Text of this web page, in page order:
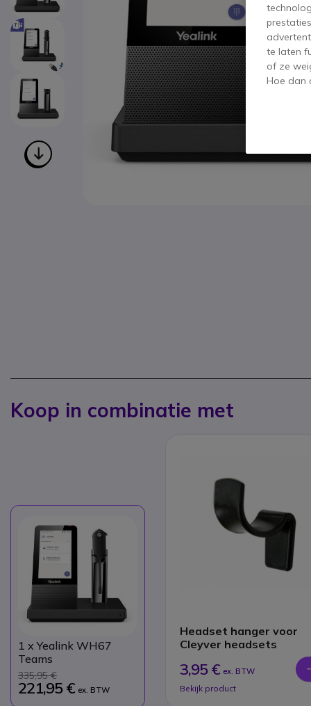
Koop in combinatie met
1 x Yealink WH67
Teams
335,95 €
221,95 € ex. BTW
Headset hanger voor
Cleyver headsets
3,95 € ex. BTW
Bekijk product
te laten
of ze
Hoe dan